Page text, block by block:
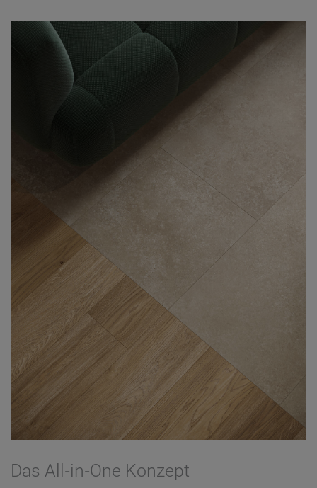
Das All‑in‑One Konzept